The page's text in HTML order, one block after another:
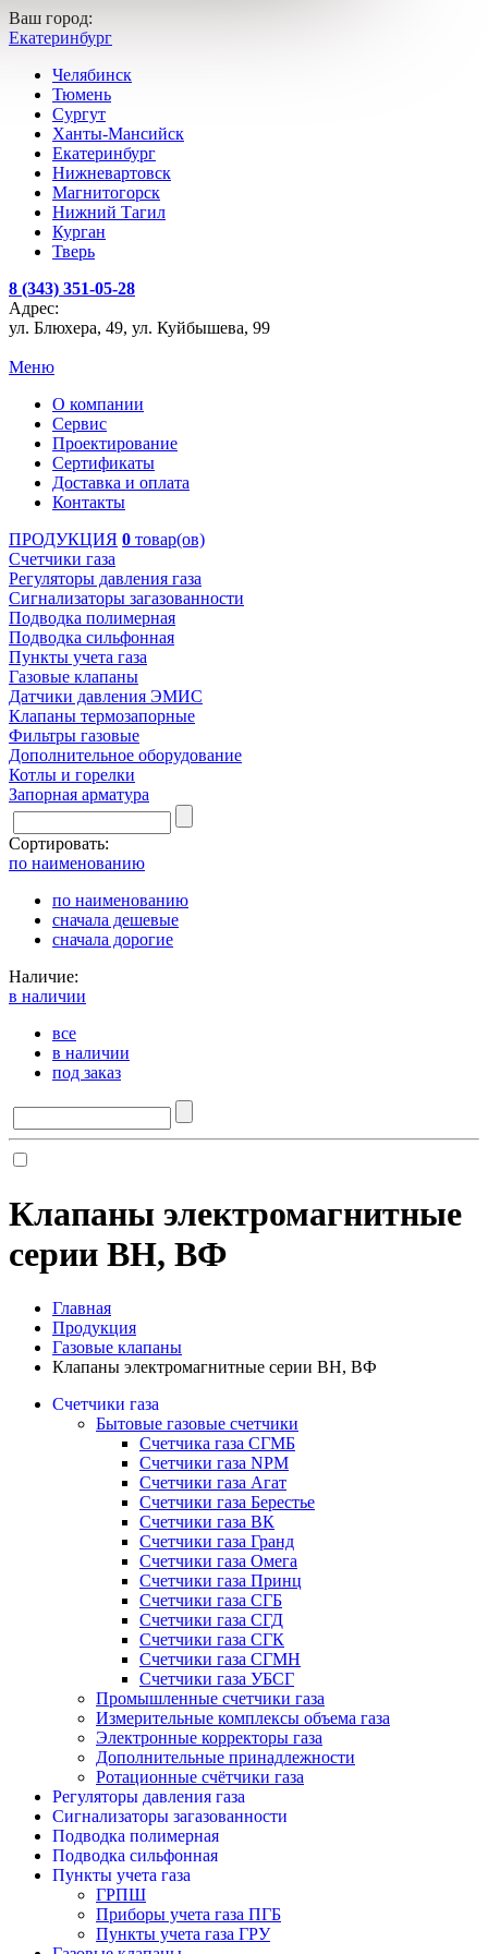
Ваш город:
Екатеринбург
Челябинск
Тюмень
Сургут
Ханты-Мансийск
Екатеринбург
Нижневартовск
Магнитогорск
Нижний Тагил
Курган
Тверь
8 (343) 351-05-28
Адрес:
ул. Блюхера, 49, ул. Куйбышева, 99
Меню
О компании
Сервис
Проектирование
Сертификаты
Доставка и оплата
Контакты
ПРОДУКЦИЯ 0 товар(ов)
Счетчики газа
Регуляторы давления газа
Сигнализаторы загазованности
Подводка полимерная
Подводка сильфонная
Пункты учета газа
Газовые клапаны
Датчики давления ЭМИС
Клапаны термозапорные
Фильтры газовые
Дополнительное оборудование
Котлы и горелки
Запорная арматура
Сортировать:
по наименованию
по наименованию
сначала дешевые
сначала дорогие
Наличие:
в наличии
все
в наличии
под заказ
Клапаны электромагнитные
серии ВН, ВФ
Главная
Продукция
Газовые клапаны
Клапаны электромагнитные серии ВН, ВФ
Счетчики газа
Бытовые газовые счетчики
Счетчика газа СГМБ
Счетчики газа NPM
Счетчики газа Агат
Счетчики газа Берестье
Счетчики газа ВК
Счетчики газа Гранд
Счетчики газа Омега
Счетчики газа Принц
Счетчики газа СГБ
Счетчики газа СГД
Счетчики газа СГК
Счетчики газа СГМН
Счетчики газа УБСГ
Промышленные счетчики газа
Измерительные комплексы объема газа
Электронные корректоры газа
Дополнительные принадлежности
Ротационные счётчики газа
Регуляторы давления газа
Сигнализаторы загазованности
Подводка полимерная
Подводка сильфонная
Пункты учета газа
ГРПШ
Приборы учета газа ПГБ
Пункты учета газа ГРУ